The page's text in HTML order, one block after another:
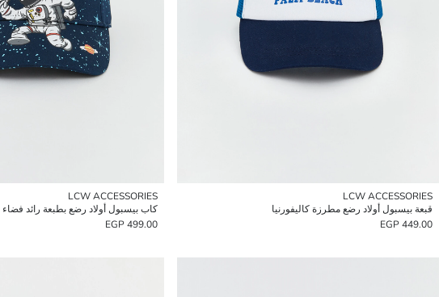
LCW ACCESSORIES
قبعة بيسبول أولاد رضع مطرزة كاليفورنيا
449.00 EGP
LCW ACCESSORIES
كاب بيسبول أولاد رضع بطبعة رائد فضاء
499.00 EGP